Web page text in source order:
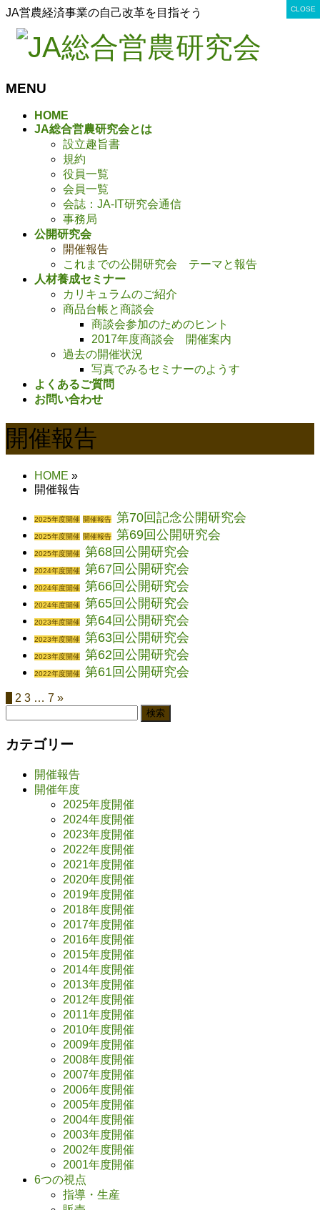
JA営農経済事業の自己改革を目指そう
MENU
HOME
JA総合営農研究会とは
設立趣旨書
規約
役員一覧
会員一覧
会誌：JA-IT研究会通信
事務局
公開研究会
開催報告
これまでの公開研究会 テーマと報告
人材養成セミナー
カリキュラムのご紹介
商品台帳と商談会
商談会参加のためのヒント
2017年度商談会 開催案内
過去の開催状況
写真でみるセミナーのようす
よくあるご質問
お問い合わせ
開催報告
HOME »
開催報告
2025年度開催 開催報告 第70回記念公開研究会
2025年度開催 開催報告 第69回公開研究会
2025年度開催 第68回公開研究会
2024年度開催 第67回公開研究会
2024年度開催 第66回公開研究会
2024年度開催 第65回公開研究会
2023年度開催 第64回公開研究会
2023年度開催 第63回公開研究会
2023年度開催 第62回公開研究会
2022年度開催 第61回公開研究会
2 3 … 7 »
カテゴリー
開催報告
開催年度
2025年度開催
2024年度開催
2023年度開催
2022年度開催
2021年度開催
2020年度開催
2019年度開催
2018年度開催
2017年度開催
2016年度開催
2015年度開催
2014年度開催
2013年度開催
2012年度開催
2011年度開催
2010年度開催
2009年度開催
2008年度開催
2007年度開催
2006年度開催
2005年度開催
2004年度開催
2003年度開催
2002年度開催
2001年度開催
6つの視点
指導・生産
CLOSE
CLOSE
CLOSE
CLOSE
CLOSE
CLOSE
CLOSE
CLOSE
CLOSE
CLOSE
CLOSE
CLOSE
CLOSE
CLOSE
CLOSE
CLOSE
CLOSE
CLOSE
CLOSE
CLOSE
CLOSE
CLOSE
CLOSE
CLOSE
CLOSE
CLOSE
CLOSE
CLOSE
CLOSE